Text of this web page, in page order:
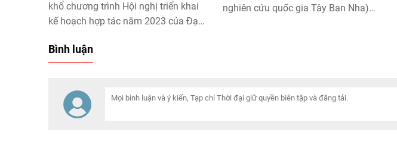
khổ chương trình Hội nghị triển khai
kế hoạch hợp tác năm 2023 của Đại
doanh nhân Đỗ Quang Hiển - Chủ
tịch Ủy ban Chiến lược Tập đoàn
hàng SHB đã vinh dự được trao tặng
kỷ niệm chương vì sự nghiệp phát
nghiên cứu quốc gia Tây Ban Nha)
tục duy trì vị trí số 1 Việt Nam.
Bình luận